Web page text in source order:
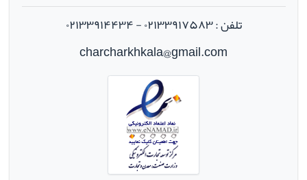
تلفن : ۰۲۱۳۳۹۱۷۵۸۳ - ۰۲۱۳۳۹۱۴۴۳۴
charcharkhkala@gmail.com